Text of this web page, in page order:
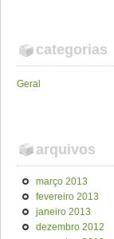
categorias
Geral
arquivos
março 2013
fevereiro 2013
janeiro 2013
dezembro 2012